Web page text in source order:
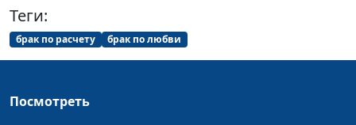
Жизнь это изменения
священнослужитель
Тело, эмоции и душа
взаимосвязь?
Юлия Синицына,
#258
Теги:
брак по расчету брак по любви
Посмотреть